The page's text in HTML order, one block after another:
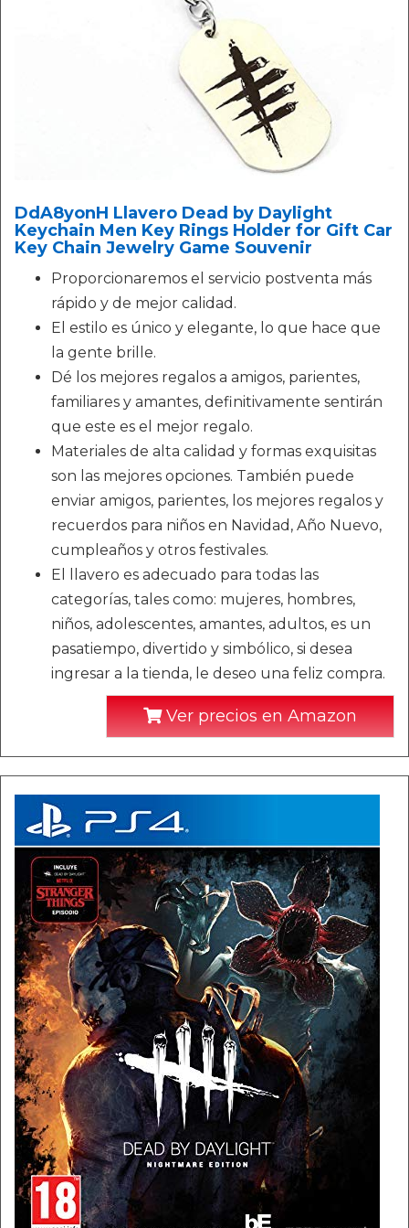
DdA8yonH Llavero Dead by Daylight
Keychain Men Key Rings Holder for Gift Car
Key Chain Jewelry Game Souvenir
Proporcionaremos el servicio postventa más
rápido y de mejor calidad.
El estilo es único y elegante, lo que hace que
la gente brille.
Dé los mejores regalos a amigos, parientes,
familiares y amantes, definitivamente sentirán
que este es el mejor regalo.
Materiales de alta calidad y formas exquisitas
son las mejores opciones. También puede
enviar amigos, parientes, los mejores regalos y
recuerdos para niños en Navidad, Año Nuevo,
cumpleaños y otros festivales.
El llavero es adecuado para todas las
categorías, tales como: mujeres, hombres,
niños, adolescentes, amantes, adultos, es un
pasatiempo, divertido y simbólico, si desea
ingresar a la tienda, le deseo una feliz compra.
Ver precios en Amazon